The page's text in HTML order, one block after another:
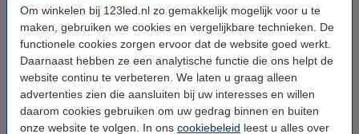
Om winkelen bij 123led.nl zo gemakkelijk mogelijk voor u te
maken, gebruiken we cookies en vergelijkbare technieken. De
functionele cookies zorgen ervoor dat de website goed werkt.
Daarnaast hebben ze een analytische functie die ons helpt de
website continu te verbeteren. We laten u graag alleen
advertenties zien die aansluiten bij uw interesses en willen
daarom cookies gebruiken om uw gedrag binnen en buiten
onze website te volgen. In ons cookiebeleid leest u alles over
Hoogte: 114 mm
Diameter: Ø 58 mm
Branduren: 15.000 uur
Aantal: 1